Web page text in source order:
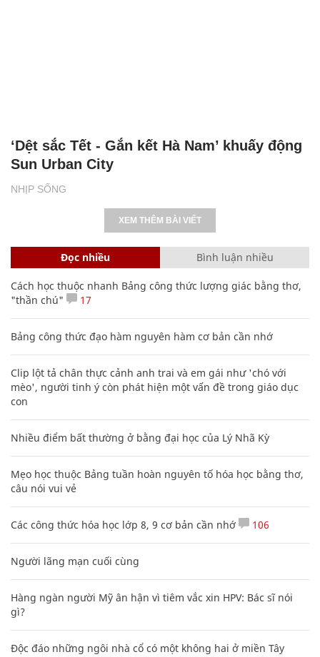
NHỊP SỐNG
‘Dệt sắc Tết - Gắn kết Hà Nam’ khuấy động
Sun Urban City
XEM THÊM BÀI VIẾT
Đọc nhiều Bình luận nhiều
Cách học thuộc nhanh Bảng công thức lượng giác bằng thơ,
"thần chú"
17
Bảng công thức đạo hàm nguyên hàm cơ bản cần nhớ
Clip lột tả chân thực cảnh anh trai và em gái như 'chó với
mèo', người tinh ý còn phát hiện một vấn đề trong giáo dục
con
Nhiều điểm bất thường ở bằng đại học của Lý Nhã Kỳ
Mẹo học thuộc Bảng tuần hoàn nguyên tố hóa học bằng thơ,
câu nói vui vẻ
Các công thức hóa học lớp 8, 9 cơ bản cần nhớ 106
Người lãng mạn cuối cùng
Hàng ngàn người Mỹ ân hận vì tiêm vắc xin HPV: Bác sĩ nói
gì?
Độc đáo những ngôi nhà cổ có một không hai ở miền Tây